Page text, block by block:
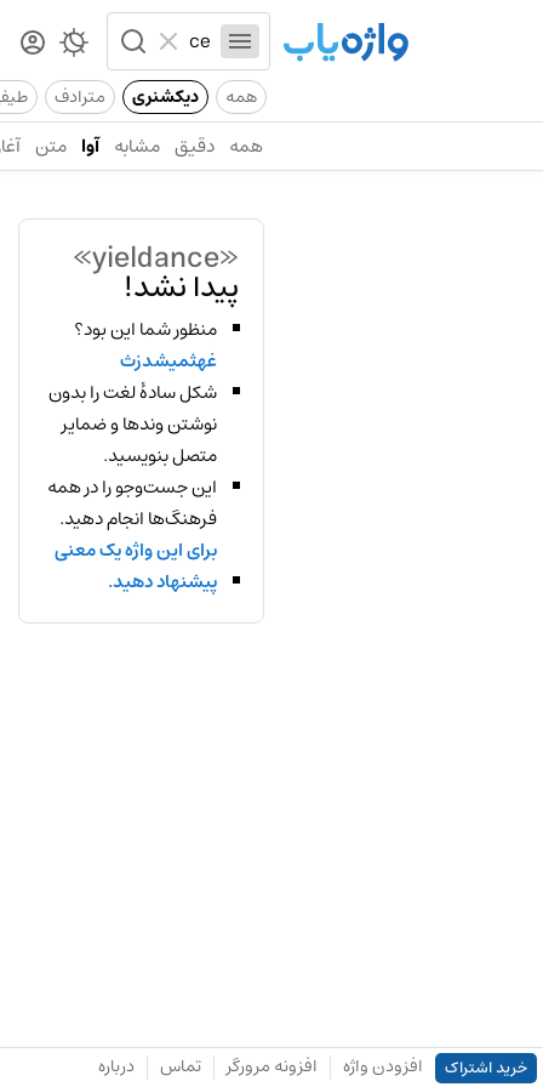
همه دیکشنری مترادف
همه دقیق مشابه آوا متن
«yieldance»
پیدا نشد!
منظور شما این بود؟
غهثمیشدزث
شکل سادهٔ لغت را بدون
نوشتن وندها و ضمایر
متصل بنویسید.
این جست‌وجو را در همه
فرهنگ‌ها انجام دهید.
برای این واژه یک معنی
پیشنهاد دهید.
خرید اشتراک افزودن واژه افزونه مرورگر تماس درباره